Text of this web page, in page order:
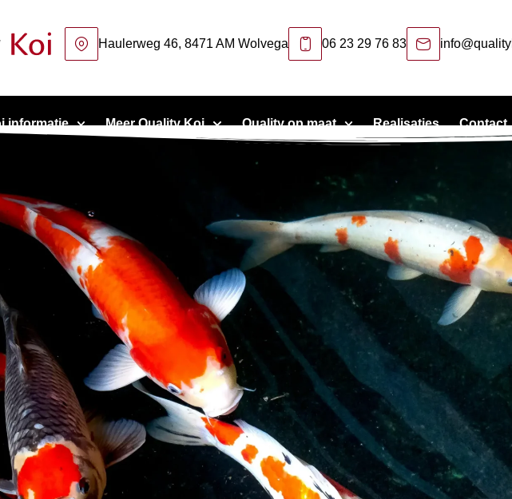
Haulerweg 46, 8471 AM Wolvega 06 23 29 76 83
informatie Meer Quality Koi Quality op maat Realisaties Contact